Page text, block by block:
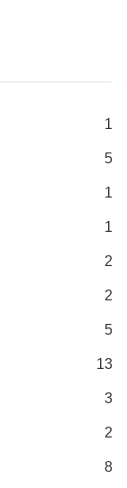
1
5
1
1
2
2
5
13
3
2
8